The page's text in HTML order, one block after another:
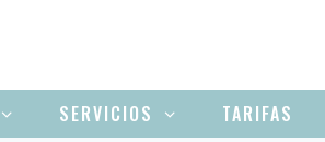
SERVICIOS TARIFAS